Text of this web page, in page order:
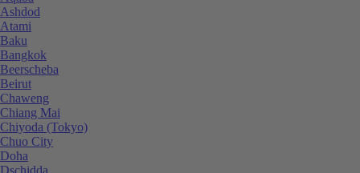
Ashdod
Atami
Baku
Bangkok
Beerscheba
Beirut
Chaweng
Chiang Mai
Chiyoda (Tokyo)
Chuo City
Doha
Dschidda